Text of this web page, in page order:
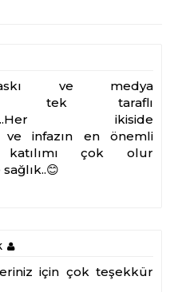
ve medya
tek taraflı
ikiside
ve infazın en önemli
katılımı çok olur
için çok teşekkür